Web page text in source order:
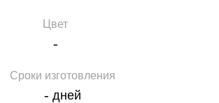
Цвет
-
Сроки изготовления
- дней